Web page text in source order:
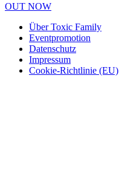
OUT NOW
Über Toxic Family
Eventpromotion
Datenschutz
Impressum
Cookie-Richtlinie (EU)